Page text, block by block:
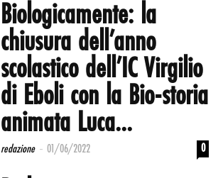
Biologicamente: la
chiusura dell’anno
scolastico dell’IC Virgilio
di Eboli con la Bio-storia
animata Luca...
redazione - 01/06/2022 0